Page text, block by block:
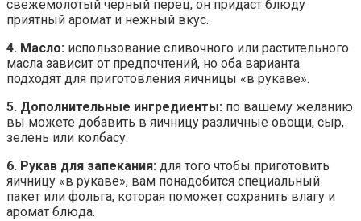
свежемолотый черный перец, он придаст блюду
приятный аромат и нежный вкус.
4. Масло: использование сливочного или растительного
масла зависит от предпочтений, но оба варианта
подходят для приготовления яичницы «в рукаве».
5. Дополнительные ингредиенты: по вашему желанию
вы можете добавить в яичницу различные овощи, сыр,
зелень или колбасу.
6. Рукав для запекания: для того чтобы приготовить
яичницу «в рукаве», вам понадобится специальный
пакет или фольга, которая поможет сохранить влагу и
аромат блюда.